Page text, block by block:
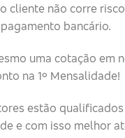
cliente não corre
bancário.
uma cotação em
na 1º Mensalidade!
estão
e com isso melhor